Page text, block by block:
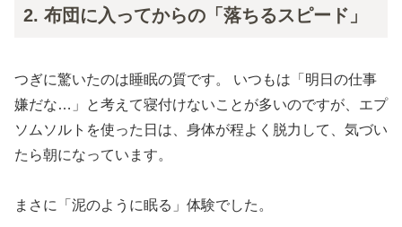
2. 布団に入ってからの「落ちるスピード」
つぎに驚いたのは睡眠の質です。 いつもは「明日の仕事
嫌だな…」と考えて寝付けないことが多いのですが、エプ
ソムソルトを使った日は、身体が程よく脱力して、気づい
たら朝になっています。
まさに「泥のように眠る」体験でした。